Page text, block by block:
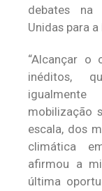
debates na
Unidas para
“Alcançar o
inéditos,
mobilização
escala, dos
climática
afirmou a
última